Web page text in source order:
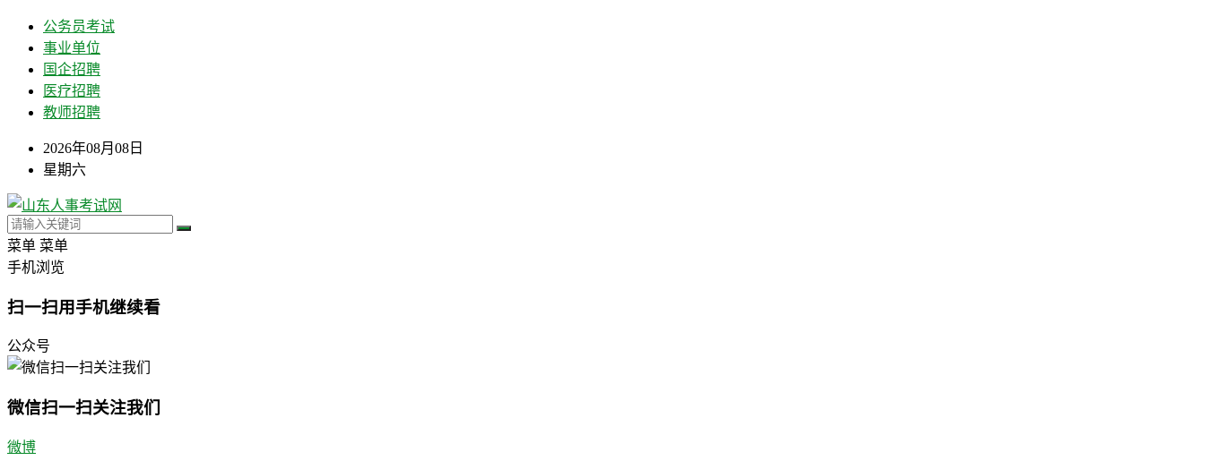
公务员考试
事业单位
国企招聘
医疗招聘
教师招聘
2026年08月08日
星期六
菜单 菜单
手机浏览
扫一扫用手机继续看
公众号
微信扫一扫关注我们
微博